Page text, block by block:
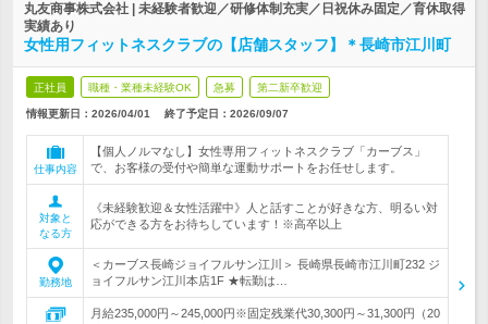
丸友商事株式会社 | 未経験者歓迎／研修体制充実／日祝休み固定／育休取得
実績あり
女性用フィットネスクラブの【店舗スタッフ】＊長崎市江川町
正社員 職種・業種未経験OK 急募 第二新卒歓迎
情報更新日：2026/04/01 終了予定日： 2026/09/07
仕事内容
【個人ノルマなし】女性専用フィットネスクラブ「カーブス」
で、お客様の受付や簡単な運動サポートをお任せします。
対象と
なる方
《未経験歓迎＆女性活躍中》人と話すことが好きな方、明るい対
応ができる方をお待ちしています！※高卒以上
勤務地
＜カーブス長崎ジョイフルサン江川＞ 長崎県長崎市江川町232 ジ
ョイフルサン江川本店1F ★転勤は…
月給235,000円～245,000円※固定残業代30,300円～31,300円（20